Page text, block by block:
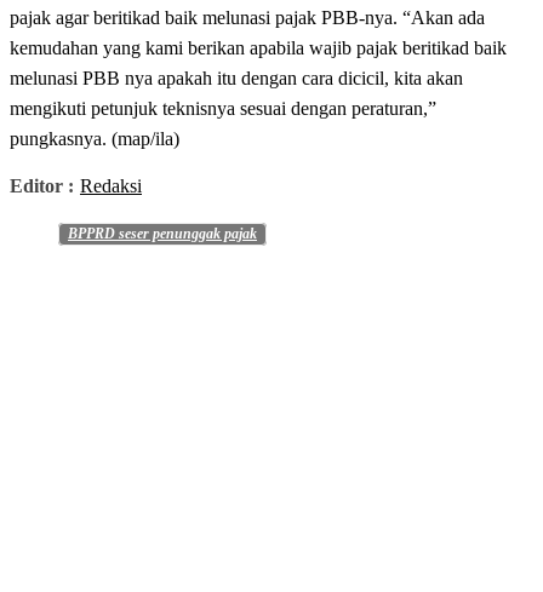
pajak agar beritikad baik melunasi pajak PBB-nya. “Akan ada
kemudahan yang kami berikan apabila wajib pajak beritikad baik
melunasi PBB nya apakah itu dengan cara dicicil, kita akan
mengikuti petunjuk teknisnya sesuai dengan peraturan,”
pungkasnya. (map/ila)
Editor : Redaksi
BPPRD seser penunggak pajak